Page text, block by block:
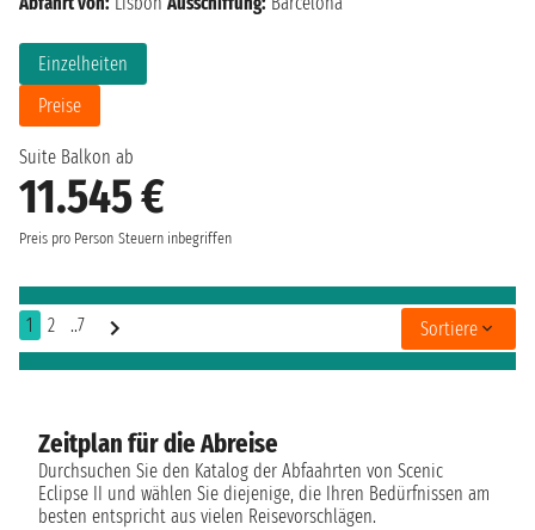
Suite Balkon ab
11.545 €
Preis pro Person Steuern inbegriffen
Einzelheiten
Preise
1 2 ..7 Sortiere
Zeitplan für die Abreise
Durchsuchen Sie den Katalog der Abfaahrten von Scenic
Eclipse II und wählen Sie diejenige, die Ihren Bedürfnissen am
besten entspricht aus vielen Reisevorschlägen.